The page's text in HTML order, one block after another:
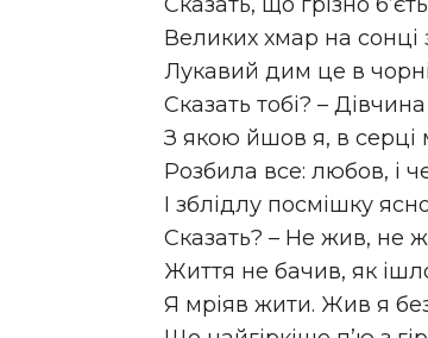
Великих хмар на сонці
Лукавий дим це в
Сказать тобі? –
З якою йшов я, в серці
Розбила все: любов, і
І зблідлу посмішку
Сказать? – Не жив, не
Життя не бачив, як
Я мріяв жити. Жив я